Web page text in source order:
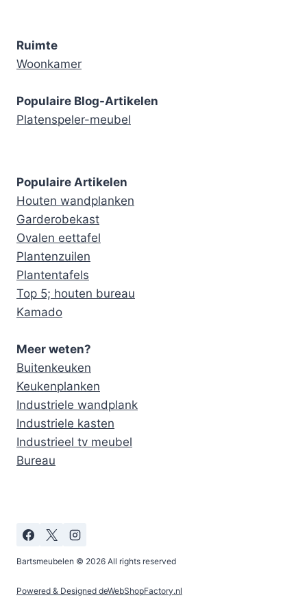
Ruimte
Woonkamer
Populaire Blog-Artikelen
Platenspeler-meubel
Populaire Artikelen
Houten wandplanken
Garderobekast
Ovalen eettafel
Plantenzuilen
Plantentafels
Top 5; houten bureau
Kamado
Meer weten?
Buitenkeuken
Keukenplanken
Industriele wandplank
Industriele kasten
Industrieel tv meubel
Bureau
Bartsmeubelen © 2026 All rights reserved
Powered & Designed deWebShopFactory.nl